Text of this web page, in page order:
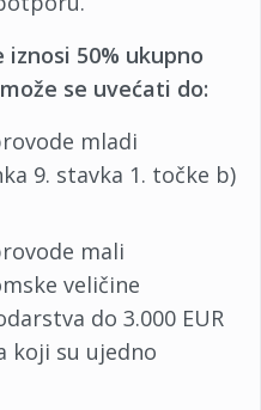
50% ukupno
se uvećati do:
mladi
9. stavka 1. točke b)
mali
veličine
do 3.000 EUR
koji su ujedno